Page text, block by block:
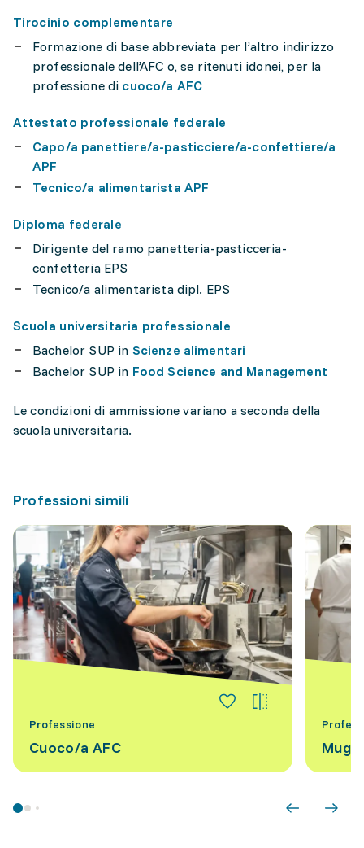
Tirocinio complementare
Formazione di base abbreviata per l’altro indirizzo
professionale dell’AFC o, se ritenuti idonei, per la
professione di cuoco/a AFC
Attestato professionale federale
Capo/a panettiere/a-pasticciere/a-confettiere/a
APF
Tecnico/a alimentarista APF
Diploma federale
Dirigente del ramo panetteria-pasticceria-
confetteria EPS
Tecnico/a alimentarista dipl. EPS
Scuola universitaria professionale
Bachelor SUP in Scienze alimentari
Bachelor SUP in Food Science and Management
Le condizioni di ammissione variano a seconda della
scuola universitaria.
Professioni simili
Professione
Cuoco/a AFC